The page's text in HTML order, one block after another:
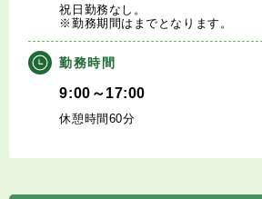
祝日勤務なし。
※勤務期間はまでとなります。
勤務時間
9:00～17:00
休憩時間60分